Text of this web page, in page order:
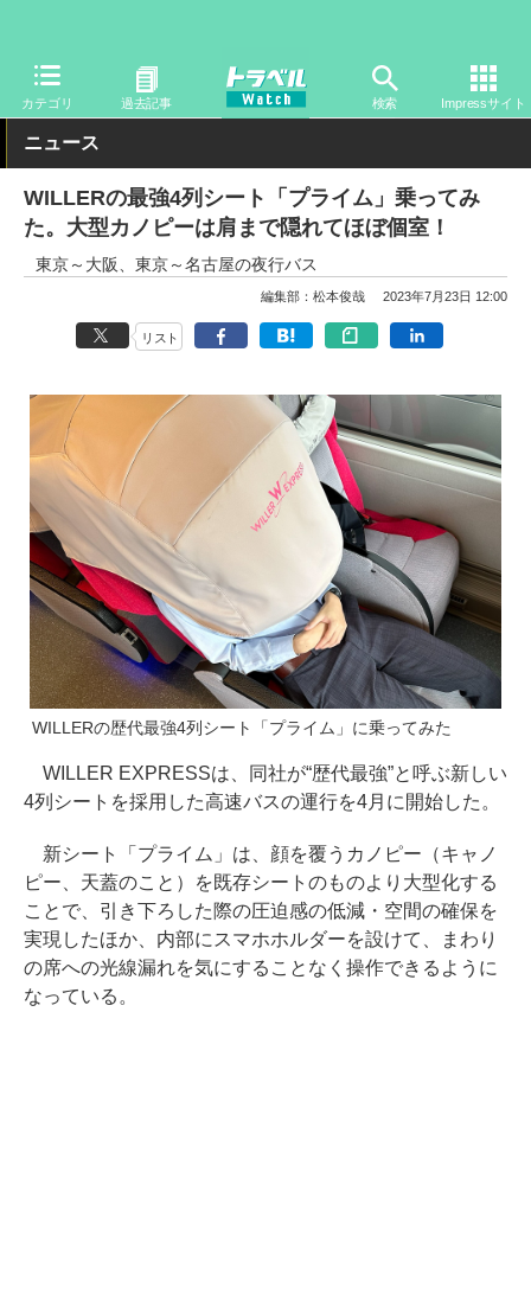
カテゴリ 過去記事 検索 Impressサイト
トラベル Watch 旅の方法 バス旅 高速バス
ニュース
WILLERの最強4列シート「プライム」乗ってみ
た。大型カノピーは肩まで隠れてほぼ個室！
東京～大阪、東京～名古屋の夜行バス
編集部：松本俊哉 2023年7月23日 12:00
リスト
WILLERの歴代最強4列シート「プライム」に乗ってみた
WILLER EXPRESSは、同社が“歴代最強”と呼ぶ新しい
4列シートを採用した高速バスの運行を4月に開始した。
新シート「プライム」は、顔を覆うカノピー（キャノ
ピー、天蓋のこと）を既存シートのものより大型化する
ことで、引き下ろした際の圧迫感の低減・空間の確保を
実現したほか、内部にスマホホルダーを設けて、まわり
の席への光線漏れを気にすることなく操作できるように
なっている。